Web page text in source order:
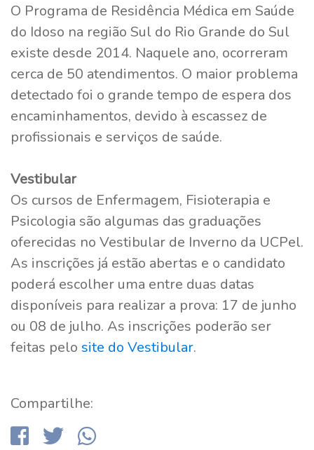
O Programa de Residência Médica em Saúde
do Idoso na região Sul do Rio Grande do Sul
existe desde 2014. Naquele ano, ocorreram
cerca de 50 atendimentos. O maior problema
detectado foi o grande tempo de espera dos
encaminhamentos, devido à escassez de
profissionais e serviços de saúde.
Vestibular
Os cursos de Enfermagem, Fisioterapia e
Psicologia são algumas das graduações
oferecidas no Vestibular de Inverno da UCPel.
As inscrições já estão abertas e o candidato
poderá escolher uma entre duas datas
disponíveis para realizar a prova: 17 de junho
ou 08 de julho. As inscrições poderão ser
feitas pelo site do Vestibular.
Compartilhe: